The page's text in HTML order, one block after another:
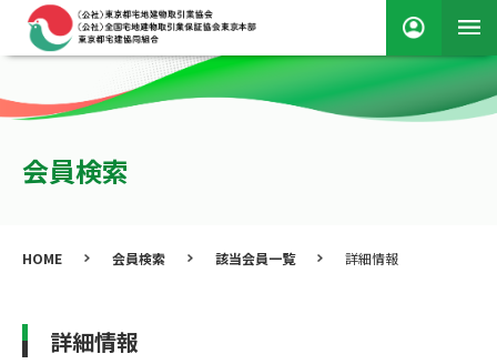
会員検索
HOME 会員検索 該当会員一覧 詳細情報
詳細情報